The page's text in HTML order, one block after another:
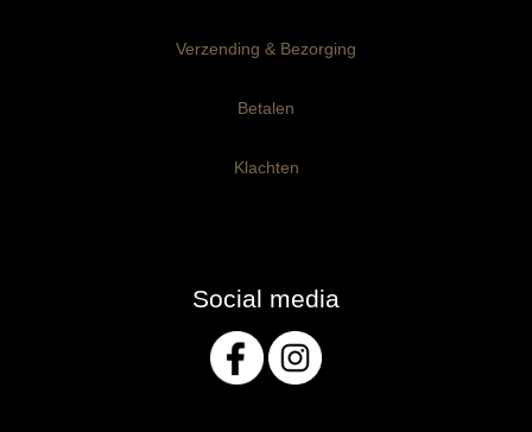
Verzending & Bezorging
Betalen
Klachten
Social media